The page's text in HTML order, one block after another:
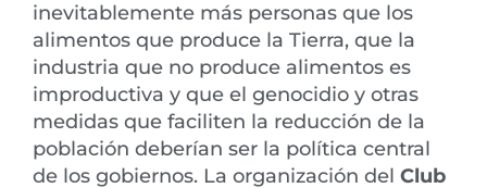
inevitablemente más personas que los
alimentos que produce la Tierra, que la
industria que no produce alimentos es
improductiva y que el genocidio y otras
medidas que faciliten la reducción de la
población deberían ser la política central
de los gobiernos. La organización del Club